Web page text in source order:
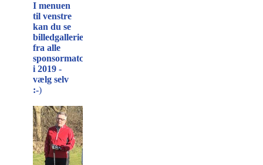
I menuen
til venstre
kan du se
billedgallerier
fra alle
sponsormatcher
i 2019 -
vælg selv
:-)